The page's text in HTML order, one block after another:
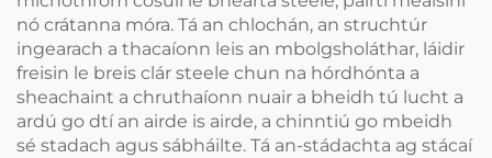
nó crátanna móra. Tá an chlochán, an struchtúr
ingearach a thacaíonn leis an mbolgsholáthar, láidir
freisin le breis clár steele chun na hórdhónta a
sheachaint a chruthaíonn nuair a bheidh tú lucht a
ardú go dtí an airde is airde, a chinntiú go mbeidh
sé stadach agus sábháilte. Tá an-stádachta ag stácaí